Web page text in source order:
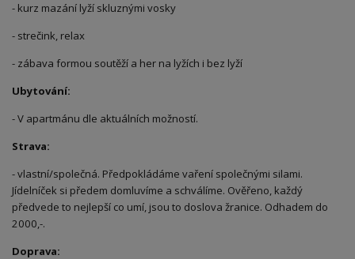
- kurz mazání lyží skluznými vosky
- strečink, relax
- zábava formou soutěží a her na lyžích i bez lyží
Ubytování:
- V apartmánu dle aktuálních možností.
Strava:
- vlastní/společná. Předpokládáme vaření společnými silami.
Jídelníček si předem domluvíme a schválíme. Ověřeno, každý
předvede to nejlepší co umí, jsou to doslova žranice. Odhadem do
2000,-.
Doprava: